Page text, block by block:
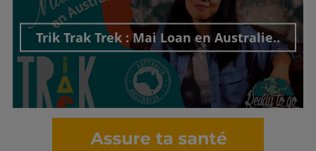
Trik Trak Trek : Mai Loan en Australie..
Découvrir cet interview